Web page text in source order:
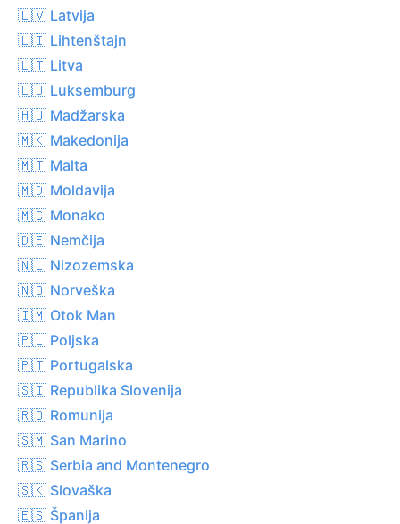
🇱🇻 Latvija
🇱🇮 Lihtenštajn
🇱🇹 Litva
🇱🇺 Luksemburg
🇭🇺 Madžarska
🇲🇰 Makedonija
🇲🇹 Malta
🇲🇩 Moldavija
🇲🇨 Monako
🇩🇪 Nemčija
🇳🇱 Nizozemska
🇳🇴 Norveška
🇮🇲 Otok Man
🇵🇱 Poljska
🇵🇹 Portugalska
🇸🇮 Republika Slovenija
🇷🇴 Romunija
🇸🇲 San Marino
🇷🇸 Serbia and Montenegro
🇸🇰 Slovaška
🇪🇸 Španija